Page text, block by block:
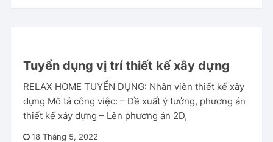
Tuyển dụng vị trí thiết kế xây dựng
RELAX HOME TUYỂN DỤNG: Nhân viên thiết kế xây
dựng Mô tả công việc: – Đề xuất ý tưởng, phương án
thiết kế xây dựng – Lên phương án 2D,
18 Tháng 5, 2022